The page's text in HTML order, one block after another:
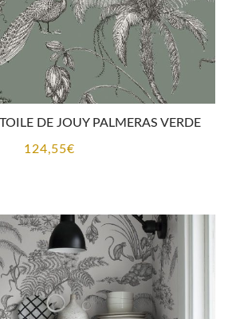
DE JOUY PALMERAS VERDE
124,55€